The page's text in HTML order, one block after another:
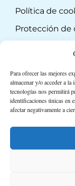
Para ofrecer las mejores
almacenar y/o acceder a
tecnologías nos permitirá
identificaciones únicas en
afectar negativamente a
Política de
Protección de